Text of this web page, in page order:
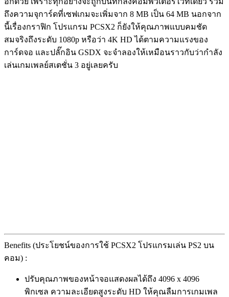
ถึงความจุการ์ดที่เซฟเกมจะเพิ่มจาก 8 MB เป็น 64 MB นอกจาก
นี้เรื่องกราฟิก โปรแกรม PCSX2 ก็ยังให้คุณภาพแบบคมชัด
สมจริงถึงระดับ 1080p หรือว่า 4K HD ได้ตามความแรงของ
การ์ดจอ และปลั๊กอิน GSDX จะจำลองให้เหมือนราวกับว่ากำลัง
เล่นเกมเพลย์สเตชั่น 3 อยู่เลยครับ
Benefits (ประโยชน์ของการใช้ PCSX2 โปรแกรมเล่น PS2 บน
คอม) :
ปรับคุณภาพของหน้าจอแสดงผลได้ถึง 4096 x 4096
พิกเซล ความละเอียดสูงระดับ HD ให้คุณลืมการเกมเพล